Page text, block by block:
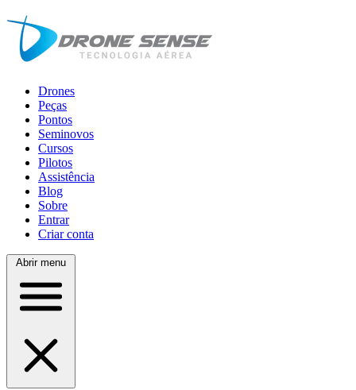
Drones
Peças
Pontos
Seminovos
Cursos
Pilotos
Assistência
Blog
Sobre
Entrar
Criar conta
Abrir menu